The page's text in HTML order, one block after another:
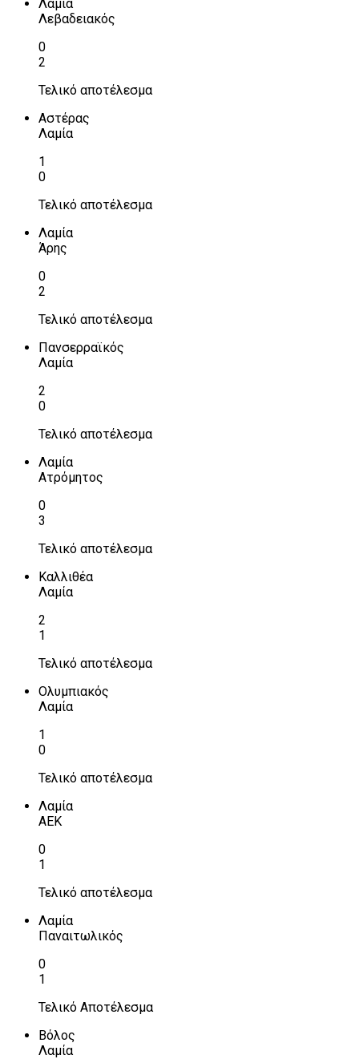
Λαμία
Λεβαδειακός
0
2
Τελικό αποτέλεσμα
Αστέρας
Λαμία
1
0
Τελικό αποτέλεσμα
Λαμία
Άρης
0
2
Τελικό αποτέλεσμα
Πανσερραϊκός
Λαμία
2
0
Τελικό αποτέλεσμα
Λαμία
Ατρόμητος
0
3
Τελικό αποτέλεσμα
Καλλιθέα
Λαμία
2
1
Τελικό αποτέλεσμα
Ολυμπιακός
Λαμία
1
0
Τελικό αποτέλεσμα
Λαμία
ΑΕΚ
0
1
Τελικό αποτέλεσμα
Λαμία
Παναιτωλικός
0
1
Τελικό Αποτέλεσμα
Βόλος
Λαμία